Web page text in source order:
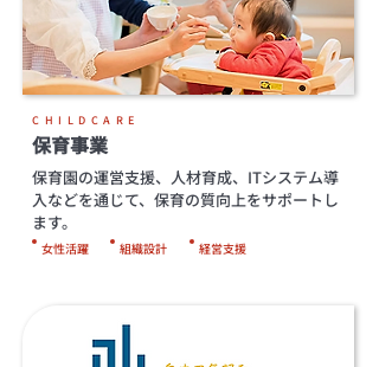
保育園の運営支援、人材育成、ITシステム導
入などを通じて、保育の質向上をサポートし
ます。
CHILDCARE
保育事業
女性活躍 組織設計 経営支援